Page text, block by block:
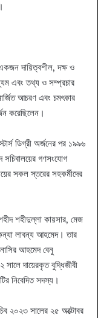
দায়িত্বশীল, দক্ষ ও
এবং তথ্য ও সম্প্রচার
আচরণ এবং চমৎকার
করেছিলেন।
ডিগ্রী অর্জনের পর ১৯৯৬
সচিবালয়ের গণসংযোগ
সকল স্তরের সহকর্মীদের
শহীদুল্লা কায়সার, মেজ
লাবন্য আহমেদ। তার
নাসির আহমেদ বেনু
দায়েরকৃত বুদ্ধিজীবী
নিবেদিত সদস্য।
২০২৩ সালের ২৫ অক্টোবর